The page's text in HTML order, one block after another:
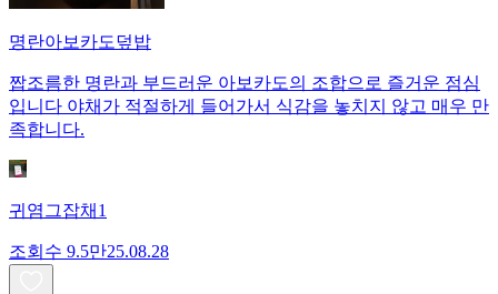
명란아보카도덮밥
짭조름한 명란과 부드러운 아보카도의 조합으로 즐거운 점심
입니다 야채가 적절하게 들어가서 식감을 놓치지 않고 매우 만
족합니다.
귀염그잡채1
조회수 9.5만25.08.28